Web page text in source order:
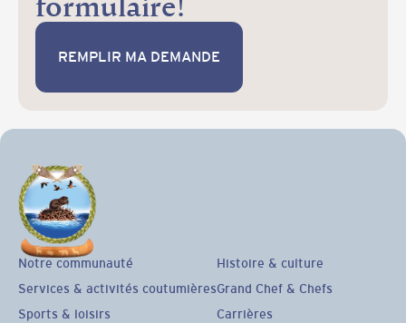
REMPLIR MA DEMANDE
REMPLIR MA DEMANDE
Notre communauté
Services & activités coutumières
Sports & loisirs
Histoire & culture
Grand Chef & Chefs
Carrières